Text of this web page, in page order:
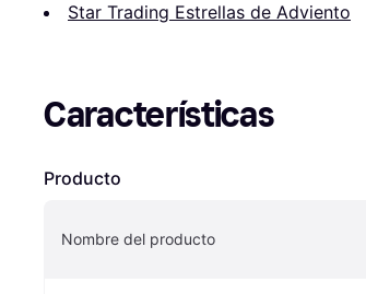
Star Trading Estrellas de Adviento
Características
Producto
Nombre del producto